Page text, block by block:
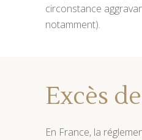
circonstance
notamment).
Excès
En France, la